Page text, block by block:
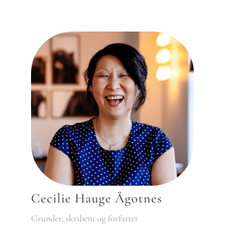
Cecilie Hauge Ågotnes
Grunder, skribent og forfatter